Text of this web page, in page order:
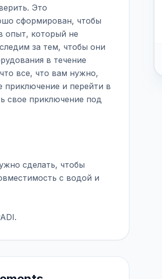
Это
сформирован, чтобы
опыт, который не
за тем, чтобы они
в течение
все, что вам нужно,
приключение и перейти в
свое приключение под
сделать, чтобы
с водой и